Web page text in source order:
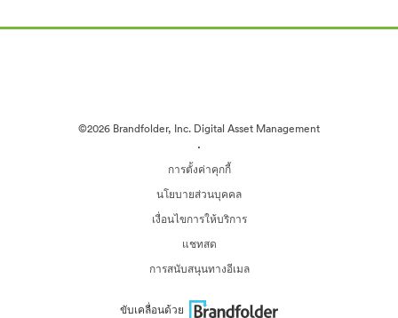
©2026 Brandfolder, Inc. Digital Asset Management
·
การตั้งค่าคุกกี้
นโยบายส่วนบุคคล
เงื่อนไขการให้บริการ
แชทสด
การสนับสนุนทางอีเมล
ขับเคลื่อนด้วย